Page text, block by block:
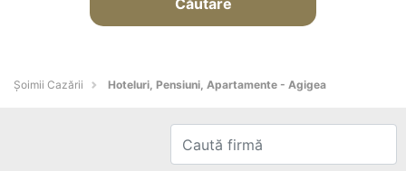
Căutare
Șoimii Cazării Hoteluri, Pensiuni, Apartamente - Agigea